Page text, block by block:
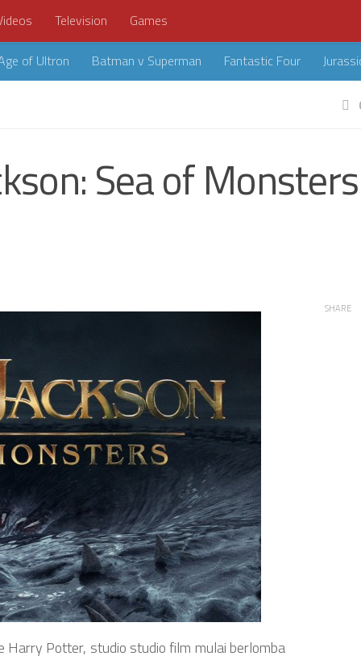
Television Games
of Ultron Batman v Superman Fantastic Four
Sea of Monsters
Harry Potter, studio studio film mulai berlomba
SHARE